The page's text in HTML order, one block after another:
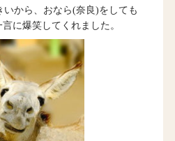
いから、おなら(奈良)をしても
に爆笑してくれました。